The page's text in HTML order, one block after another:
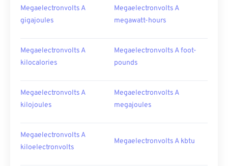
Megaelectronvolts A
gigajoules
Megaelectronvolts A
megawatt-hours
Megaelectronvolts A
kilocalories
Megaelectronvolts A foot-
pounds
Megaelectronvolts A
kilojoules
Megaelectronvolts A
megajoules
Megaelectronvolts A
kiloelectronvolts
Megaelectronvolts A kbtu